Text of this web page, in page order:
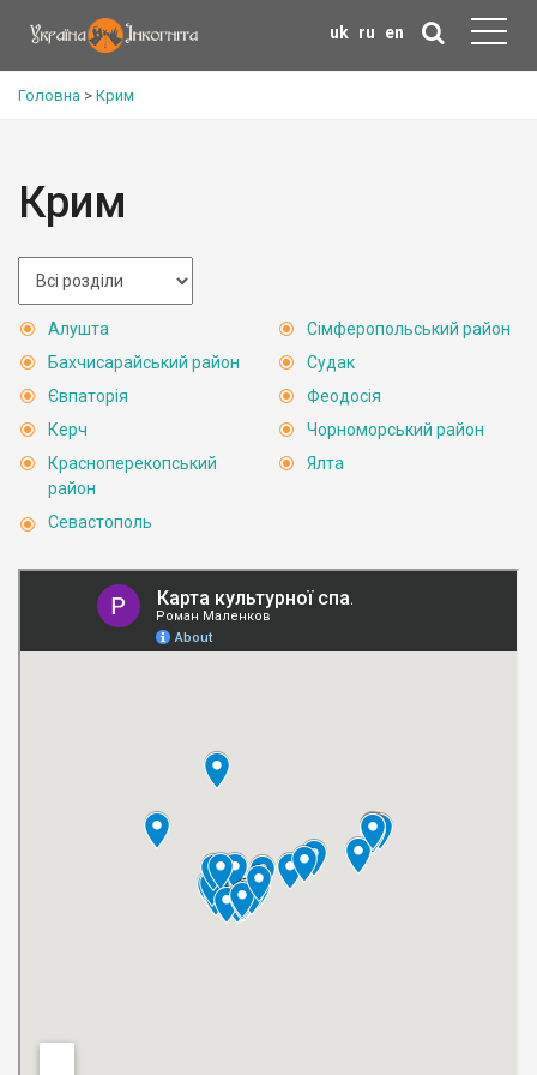
uk ru en
Головна > Крим
Крим
Алушта
Бахчисарайський район
Євпаторія
Керч
Красноперекопський
район
Севастополь
Сімферопольський район
Судак
Феодосія
Чорноморський район
Ялта